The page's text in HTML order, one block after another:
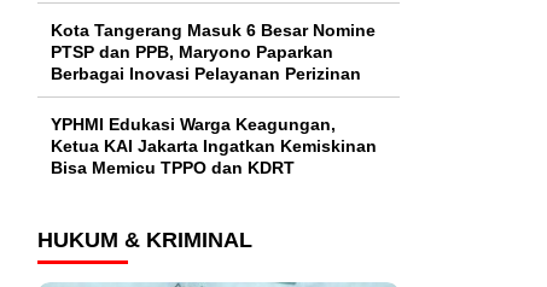
Kota Tangerang Masuk 6 Besar Nomine
PTSP dan PPB, Maryono Paparkan
Berbagai Inovasi Pelayanan Perizinan
YPHMI Edukasi Warga Keagungan,
Ketua KAI Jakarta Ingatkan Kemiskinan
Bisa Memicu TPPO dan KDRT
HUKUM & KRIMINAL